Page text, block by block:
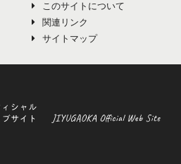
このサイトについて
関連リンク
サイトマップ